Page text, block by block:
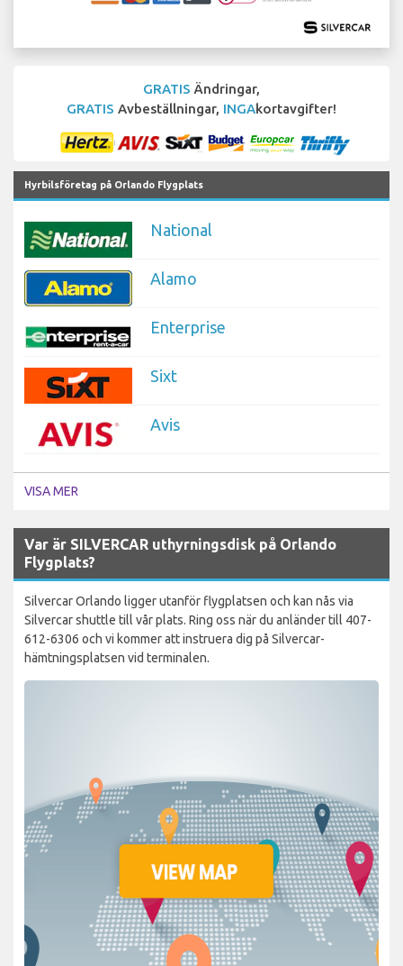
GRATIS Ändringar,
GRATIS Avbeställningar, INGAkortavgifter!
Hyrbilsföretag på Orlando Flygplats
National
Alamo
Enterprise
Sixt
Avis
VISA MER
Var är SILVERCAR uthyrningsdisk på Orlando
Flygplats?
Silvercar Orlando ligger utanför flygplatsen och kan nås via
Silvercar shuttle till vår plats. Ring oss när du anländer till 407-
612-6306 och vi kommer att instruera dig på Silvercar-
hämtningsplatsen vid terminalen.